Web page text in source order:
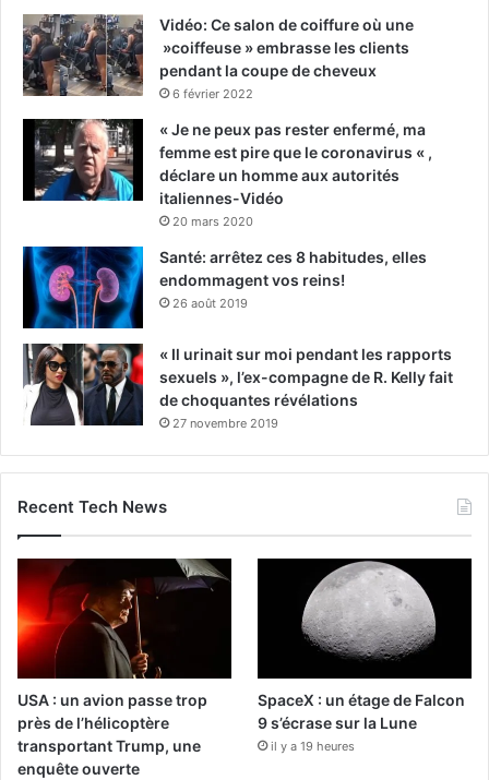
Vidéo: Ce salon de coiffure où une
»coiffeuse » embrasse les clients
pendant la coupe de cheveux
6 février 2022
« Je ne peux pas rester enfermé, ma
femme est pire que le coronavirus « ,
déclare un homme aux autorités
italiennes-Vidéo
20 mars 2020
Santé: arrêtez ces 8 habitudes, elles
endommagent vos reins!
26 août 2019
« Il urinait sur moi pendant les rapports
sexuels », l’ex-compagne de R. Kelly fait
de choquantes révélations
27 novembre 2019
Recent Tech News
USA : un avion passe trop
près de l’hélicoptère
transportant Trump, une
enquête ouverte
SpaceX : un étage de Falcon
9 s’écrase sur la Lune
il y a 19 heures